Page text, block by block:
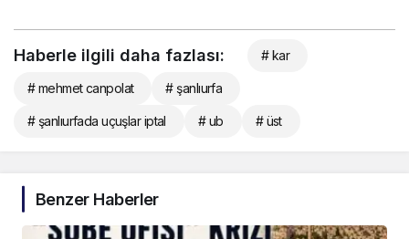
Haberle ilgili daha fazlası: # kar
# mehmet canpolat # şanlıurfa
# şanlıurfada uçuşlar iptal # ub # üst
Benzer Haberler